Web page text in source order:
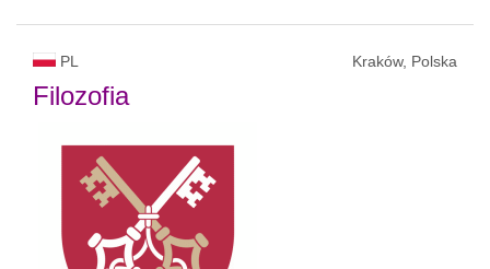
PL Kraków, Polska
Filozofia